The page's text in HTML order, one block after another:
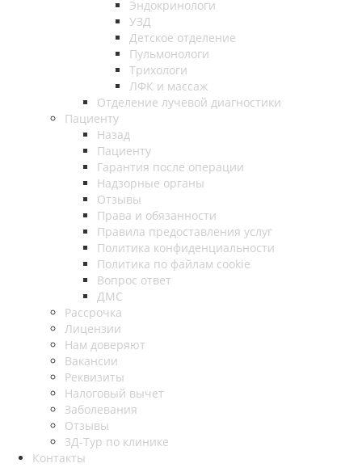
Эндокринологи
УЗД
Детское отделение
Пульмонологи
Трихологи
ЛФК и массаж
Отделение лучевой диагностики
Пациенту
Назад
Пациенту
Гарантия после операции
Надзорные органы
Отзывы
Права и обязанности
Правила предоставления услуг
Политика конфиденциальности
Политика по файлам cookie
Вопрос ответ
ДМС
Рассрочка
Лицензии
Нам доверяют
Вакансии
Реквизиты
Налоговый вычет
Заболевания
Отзывы
3Д-Тур по клинике
Контакты